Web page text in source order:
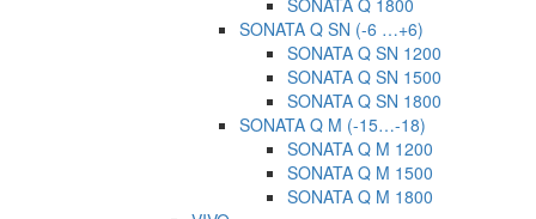
SONATA Q SN (-6 …+6)
SONATA Q SN 1200
SONATA Q SN 1500
SONATA Q SN 1800
SONATA Q M (-15…-18)
SONATA Q M 1200
SONATA Q M 1500
SONATA Q M 1800